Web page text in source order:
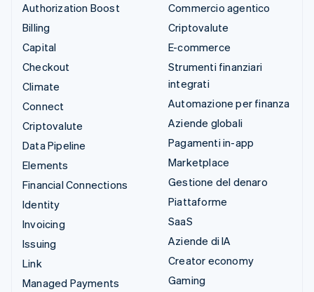
Authorization Boost
Billing
Capital
Checkout
Climate
Connect
Criptovalute
Data Pipeline
Elements
Financial Connections
Identity
Invoicing
Issuing
Link
Managed Payments
Commercio agentico
Criptovalute
E-commerce
Strumenti finanziari
integrati
Automazione per finanza
Aziende globali
Pagamenti in-app
Marketplace
Gestione del denaro
Piattaforme
SaaS
Aziende di IA
Creator economy
Gaming